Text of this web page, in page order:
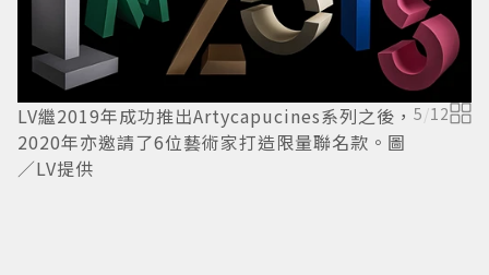
LV繼2019年成功推出Artycapucines系列之後，
2020年亦邀請了6位藝術家打造限量聯名款。圖
／LV提供
5 /12